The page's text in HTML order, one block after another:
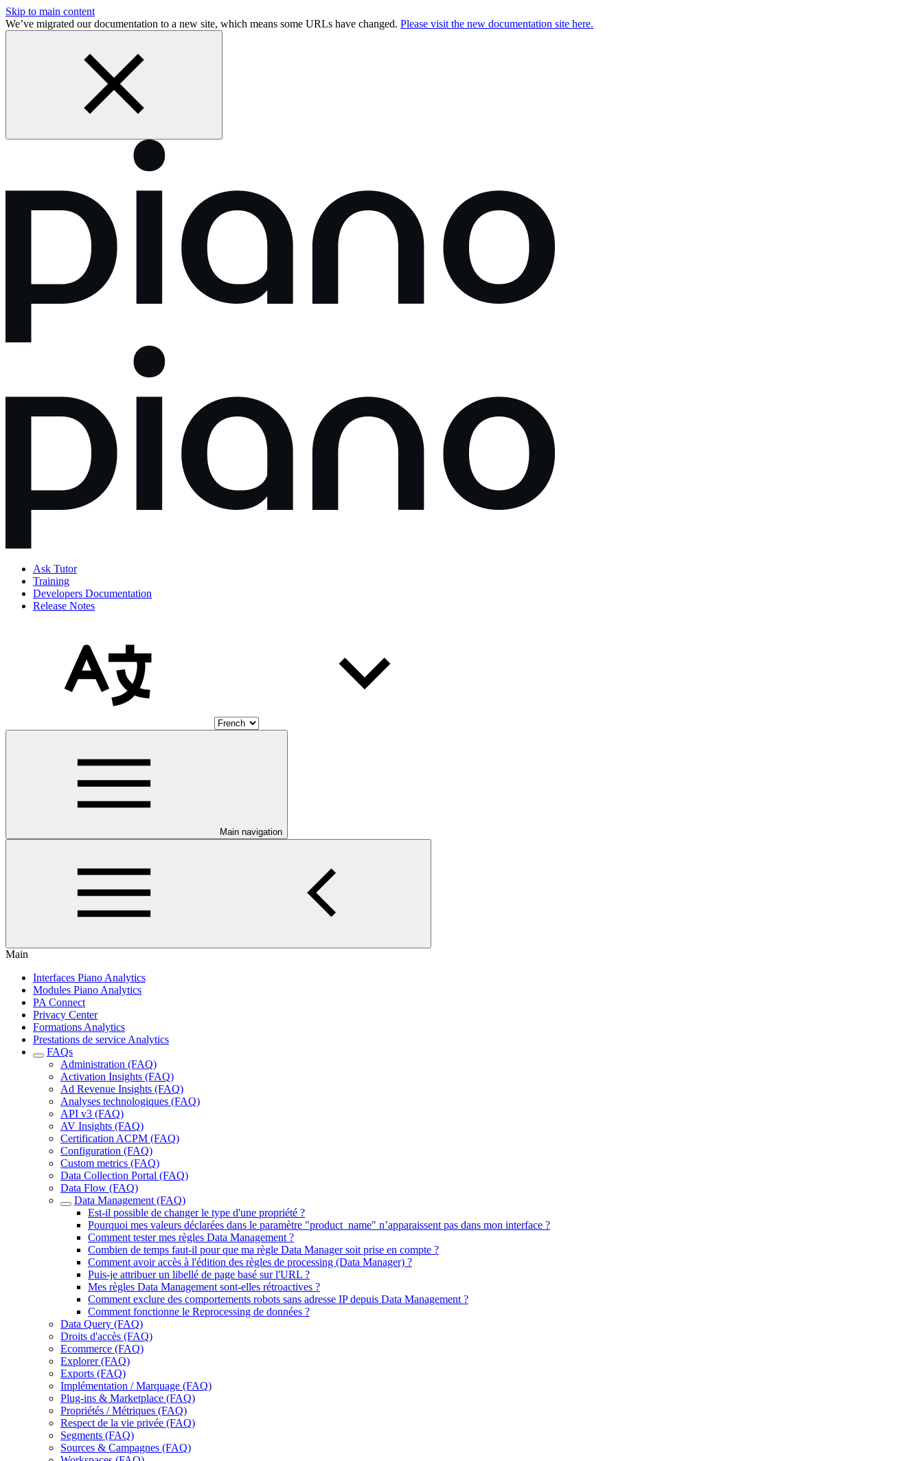
Skip to main content
We’ve migrated our documentation to a new site, which means some URLs have changed. Please visit the new documentation site here.
Ask Tutor
Training
Developers Documentation
Release Notes
Main navigation
Main
Interfaces Piano Analytics
Modules Piano Analytics
PA Connect
Privacy Center
Formations Analytics
Prestations de service Analytics
FAQs
Administration (FAQ)
Activation Insights (FAQ)
Ad Revenue Insights (FAQ)
Analyses technologiques (FAQ)
API v3 (FAQ)
AV Insights (FAQ)
Certification ACPM (FAQ)
Configuration (FAQ)
Custom metrics (FAQ)
Data Collection Portal (FAQ)
Data Flow (FAQ)
Data Management (FAQ)
Est-il possible de changer le type d'une propriété ?
Pourquoi mes valeurs déclarées dans le paramètre "product_name" n’apparaissent pas dans mon interface ?
Comment tester mes règles Data Management ?
Combien de temps faut-il pour que ma règle Data Manager soit prise en compte ?
Comment avoir accès à l'édition des règles de processing (Data Manager) ?
Puis-je attribuer un libellé de page basé sur l'URL ?
Mes règles Data Management sont-elles rétroactives ?
Comment exclure des comportements robots sans adresse IP depuis Data Management ?
Comment fonctionne le Reprocessing de données ?
Data Query (FAQ)
Droits d'accès (FAQ)
Ecommerce (FAQ)
Explorer (FAQ)
Exports (FAQ)
Implémentation / Marquage (FAQ)
Plug-ins & Marketplace (FAQ)
Propriétés / Métriques (FAQ)
Respect de la vie privée (FAQ)
Segments (FAQ)
Sources & Campagnes (FAQ)